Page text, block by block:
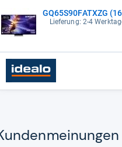
GQ65S90FATXZG
Lieferung: 2-4